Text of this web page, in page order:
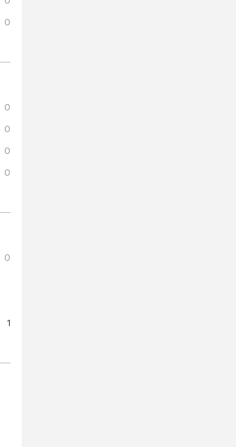
0
0
0
0
0
0
1